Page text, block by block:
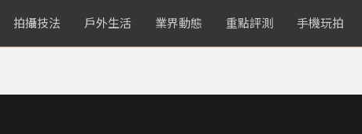
拍攝技法 戶外生活 業界動態 重點評測 手機玩拍